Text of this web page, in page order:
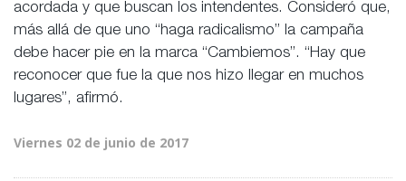
acordada y que buscan los intendentes. Consideró que,
más allá de que uno “haga radicalismo” la campaña
debe hacer pie en la marca “Cambiemos”. “Hay que
reconocer que fue la que nos hizo llegar en muchos
lugares”, afirmó.
Viernes 02 de junio de 2017